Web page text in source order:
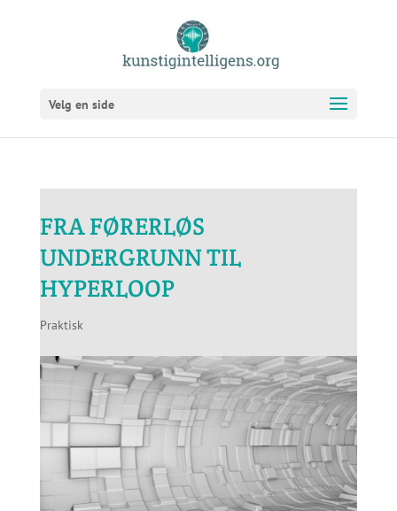
Velg en side
FRA FØRERLØS
UNDERGRUNN TIL
HYPERLOOP
Praktisk